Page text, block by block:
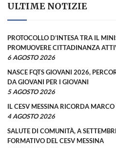
ULTIME NOTIZIE
PROTOCOLLO D’INTESA TRA IL
PROMUOVERE CITTADINANZA
6 AGOSTO 2026
NASCE FQTS GIOVANI 2026,
DA GIOVANI PER I GIOVANI
5 AGOSTO 2026
IL CESV MESSINA RICORDA
4 AGOSTO 2026
SALUTE DI COMUNITÀ, A
FORMATIVO DEL CESV MESSINA